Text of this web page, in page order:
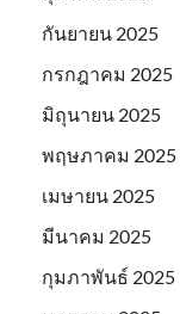
กันยายน 2025
กรกฎาคม 2025
มิถุนายน 2025
พฤษภาคม 2025
เมษายน 2025
มีนาคม 2025
กุมภาพันธ์ 2025